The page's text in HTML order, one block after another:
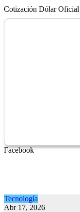
Cotización Dólar Oficial
Facebook
Tecnología
Abr 17, 2026